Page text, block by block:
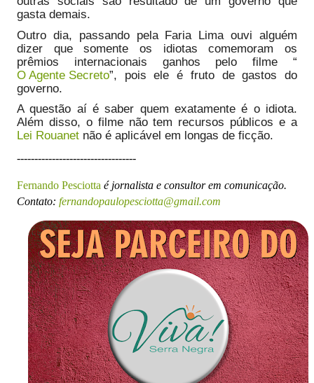
gasta demais.
Outro dia, passando pela Faria Lima ouvi alguém
dizer que somente os idiotas comemoram os
prêmios internacionais ganhos pelo filme “
O Agente Secreto”, pois ele é fruto de gastos do
governo.
A questão aí é saber quem exatamente é o idiota.
Além disso, o filme não tem recursos públicos e a
Lei Rouanet não é aplicável em longas de ficção.
----------------------------------
Fernando Pesciotta é jornalista e consultor em comunicação.
Contato: fernandopaulopesciotta@gmail.com